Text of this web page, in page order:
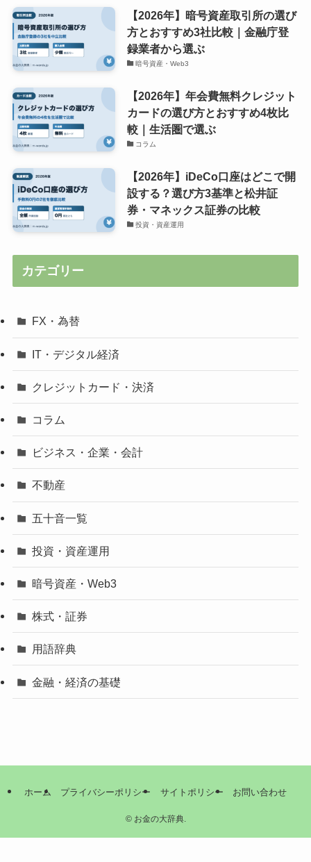
【2026年】暗号資産取引所の選び
方とおすすめ3社比較｜金融庁登
録業者から選ぶ
暗号資産・Web3
【2026年】年会費無料クレジット
カードの選び方とおすすめ4枚比
較｜生活圏で選ぶ
コラム
【2026年】iDeCo口座はどこで開
設する？選び方3基準と松井証
券・マネックス証券の比較
投資・資産運用
カテゴリー
FX・為替
IT・デジタル経済
クレジットカード・決済
コラム
ビジネス・企業・会計
不動産
五十音一覧
投資・資産運用
暗号資産・Web3
株式・証券
用語辞典
金融・経済の基礎
ホーム プライバシーポリシー サイトポリシー お問い合わせ
©お金の大辞典.